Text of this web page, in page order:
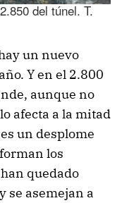
del túnel. T.
un nuevo
Y en el 2.800
aunque no
afecta a la mitad
un desplome
los
quedado
se asemejan a